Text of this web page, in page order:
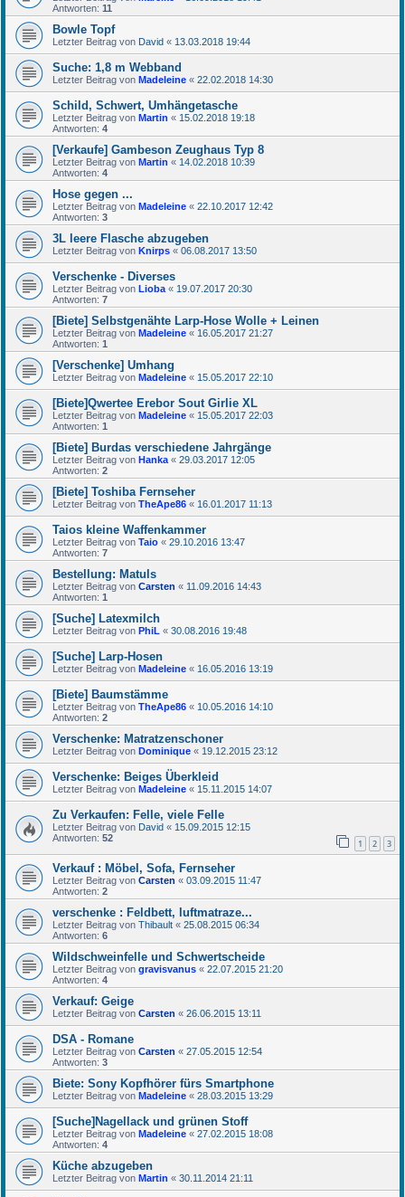
Antworten: 11
Bowle Topf
Letzter Beitrag von David « 13.03.2018 19:44
Suche: 1,8 m Webband
Letzter Beitrag von Madeleine « 22.02.2018 14:30
Schild, Schwert, Umhängetasche
Letzter Beitrag von Martin « 15.02.2018 19:18
Antworten: 4
[Verkaufe] Gambeson Zeughaus Typ 8
Letzter Beitrag von Martin « 14.02.2018 10:39
Antworten: 4
Hose gegen ...
Letzter Beitrag von Madeleine « 22.10.2017 12:42
Antworten: 3
3L leere Flasche abzugeben
Letzter Beitrag von Knirps « 06.08.2017 13:50
Verschenke - Diverses
Letzter Beitrag von Lioba « 19.07.2017 20:30
Antworten: 7
[Biete] Selbstgenähte Larp-Hose Wolle + Leinen
Letzter Beitrag von Madeleine « 16.05.2017 21:27
Antworten: 1
[Verschenke] Umhang
Letzter Beitrag von Madeleine « 15.05.2017 22:10
[Biete]Qwertee Erebor Sout Girlie XL
Letzter Beitrag von Madeleine « 15.05.2017 22:03
Antworten: 1
[Biete] Burdas verschiedene Jahrgänge
Letzter Beitrag von Hanka « 29.03.2017 12:05
Antworten: 2
[Biete] Toshiba Fernseher
Letzter Beitrag von TheApe86 « 16.01.2017 11:13
Taios kleine Waffenkammer
Letzter Beitrag von Taio « 29.10.2016 13:47
Antworten: 7
Bestellung: Matuls
Letzter Beitrag von Carsten « 11.09.2016 14:43
Antworten: 1
[Suche] Latexmilch
Letzter Beitrag von PhiL « 30.08.2016 19:48
[Suche] Larp-Hosen
Letzter Beitrag von Madeleine « 16.05.2016 13:19
[Biete] Baumstämme
Letzter Beitrag von TheApe86 « 10.05.2016 14:10
Antworten: 2
Verschenke: Matratzenschoner
Letzter Beitrag von Dominique « 19.12.2015 23:12
Verschenke: Beiges Überkleid
Letzter Beitrag von Madeleine « 15.11.2015 14:07
Zu Verkaufen: Felle, viele Felle
Letzter Beitrag von David « 15.09.2015 12:15
Antworten: 52 1 2 3
Verkauf : Möbel, Sofa, Fernseher
Letzter Beitrag von Carsten « 03.09.2015 11:47
Antworten: 2
verschenke : Feldbett, luftmatraze...
Letzter Beitrag von Thibault « 25.08.2015 06:34
Antworten: 6
Wildschweinfelle und Schwertscheide
Letzter Beitrag von gravisvanus « 22.07.2015 21:20
Antworten: 4
Verkauf: Geige
Letzter Beitrag von Carsten « 26.06.2015 13:11
DSA - Romane
Letzter Beitrag von Carsten « 27.05.2015 12:54
Antworten: 3
Biete: Sony Kopfhörer fürs Smartphone
Letzter Beitrag von Madeleine « 28.03.2015 13:29
[Suche]Nagellack und grünen Stoff
Letzter Beitrag von Madeleine « 27.02.2015 18:08
Antworten: 4
Küche abzugeben
Letzter Beitrag von Martin « 30.11.2014 21:11